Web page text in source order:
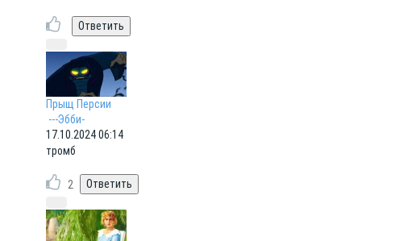
Прыщ Персии
---Эбби-
17.10.2024 06:14
тромб
2